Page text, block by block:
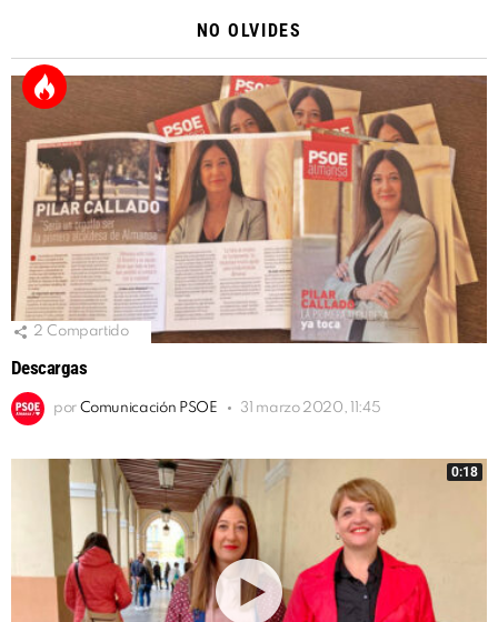
NO OLVIDES
2 Compartido
Descargas
por Comunicación PSOE 31 marzo 2020, 11:45
0:18